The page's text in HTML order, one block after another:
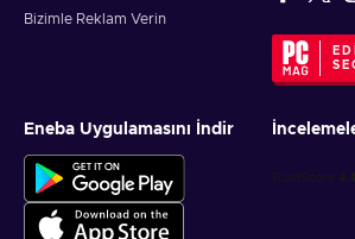
Bizimle Reklam Verin
Eneba Uygulamasını İndir